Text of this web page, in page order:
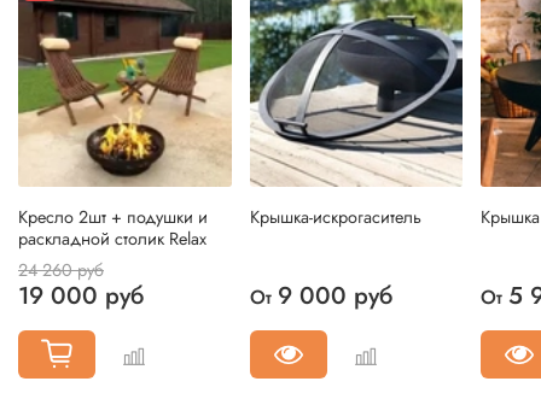
Кресло 2шт + подушки и
раскладной столик Relax
24 260 руб
19 000 руб
Крышка-искрогаситель
От 9 000 руб От 5